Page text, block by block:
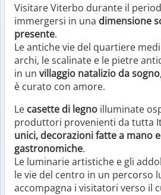
Visitare Viterbo durante il
immergersi in una dimensione
presente.
Le antiche vie del quartiere
archi, le scalinate e le pietre
in un villaggio natalizio da sogno
è curato con amore.
Le casette di legno illuminate
produttori provenienti da tutta
unici, decorazioni fatte a mano
gastronomiche.
Le luminarie artistiche e gli
le vie del centro in un percorso
accompagna i visitatori verso il